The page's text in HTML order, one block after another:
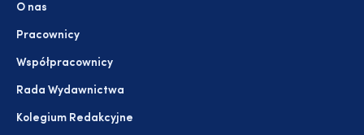
O nas
Pracownicy
Współpracownicy
Rada Wydawnictwa
Kolegium Redakcyjne